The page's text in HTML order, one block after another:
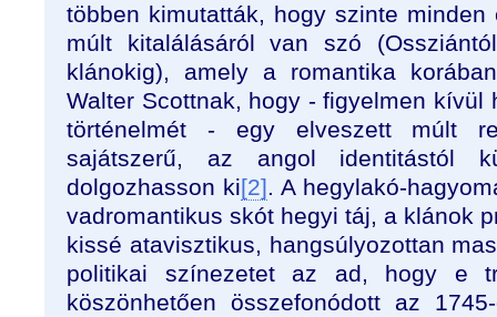
többen kimutatták, hogy szinte
múlt kitalálásáról van szó
klánokig), amely a romantika
Walter Scottnak, hogy - figyelmen kívül
történelmét - egy elveszett múlt
sajátszerű, az angol identitástól
dolgozhasson ki[2]. A hegylakó-
vadromantikus skót hegyi táj, a klánok
kissé atavisztikus, hangsúlyozottan
politikai színezetet az ad, hogy e
köszönhetően összefonódott az